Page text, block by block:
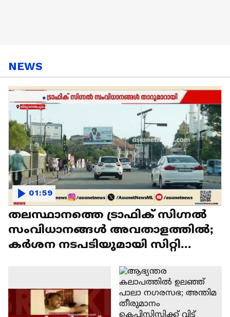
NEWS
തലസ്ഥാനത്തെ ട്രാഫിക് സി​ഗ്നൽ
സംവിധാനങ്ങൾ അവതാളത്തിൽ;
കർശന നടപടിയുമായി സിറ്റി
01:59